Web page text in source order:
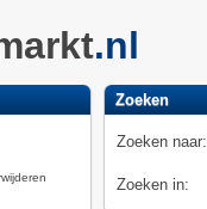
.nl
Zoeken
Zoeken naar:
Zoeken in: